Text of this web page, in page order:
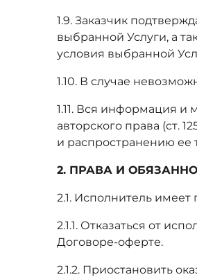
1.9. Заказчик
выбранной Услуги, а
условия выбранной
1.10. В случае
1.11. Вся информация и
авторского права (ст.
и распространению ее
2. ПРАВА И
2.1. Исполнитель имеет
2.1.1. Отказаться от
Договоре-оферте.
2.1.2. Приостановить